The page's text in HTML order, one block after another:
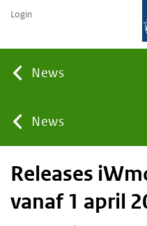
News
You
are
News
Login
Releases
vanaf 1 april